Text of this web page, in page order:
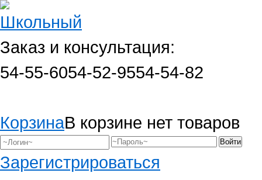
Заказ и консультация:
54-55-6054-52-9554-54-82
КорзинаВ корзине нет товаров
Зарегистрироваться